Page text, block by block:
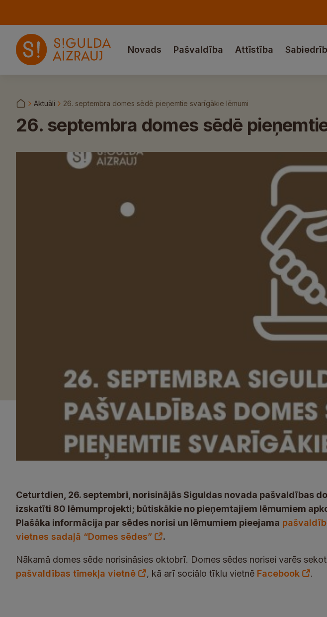
Novads Pašvaldība Attīstība
Aktuāli 26. septembra domes sēdē pieņemtie svarīgākie lēmumi
26. septembra domes sēdē
Ceturtdien, 26. septembrī, norisinājās Siguldas novada pašvaldības
izskatīti 80 lēmumprojekti; būtiskākie no pieņemtajiem lēmumiem
Plašāka informācija par sēdes norisi un lēmumiem pieejama
vietnes sadaļā “Domes sēdes”
.
Nākamā domes sēde norisināsies oktobrī. Domes sēdes norisei varēs
pašvaldības tīmekļa vietnē
, kā arī sociālo tīklu vietnē Facebook .